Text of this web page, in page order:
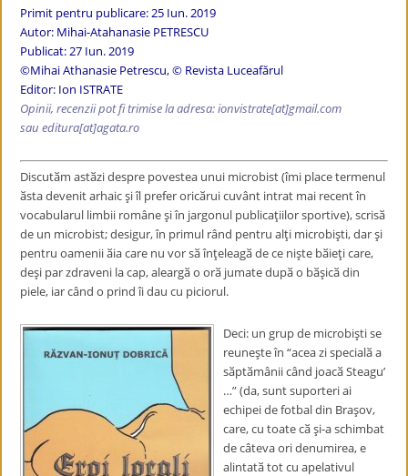
Primit pentru publicare: 25 Iun. 2019
Autor: Mihai-Atahanasie PETRESCU
Publicat: 27 Iun. 2019
©Mihai Athanasie Petrescu, © Revista Luceafărul
Editor: Ion ISTRATE
Opinii, recenzii pot fi trimise la adresa: ionvistrate[at]gmail.com
sau editura[at]agata.ro
Discutӑm astӑzi despre povestea unui microbist (îmi place termenul
ӑsta devenit arhaic şi îl prefer oricӑrui cuvânt intrat mai recent în
vocabularul limbii române şi în jargonul publicaţiilor sportive), scrisӑ
de un microbist; desigur, în primul rând pentru alţi microbişti, dar şi
pentru oamenii ӑia care nu vor sӑ înţeleagӑ de ce nişte bӑieţi care,
deşi par zdraveni la cap, aleargӑ o orӑ jumate dupӑ o bӑşicӑ din
piele, iar când o prind îi dau cu piciorul.
Deci: un grup de microbişti se
reuneşte în “acea zi specialӑ a
sӑptӑmânii când joacӑ Steagu’
…” (da, sunt suporteri ai
echipei de fotbal din Braşov,
care, cu toate cӑ şi-a schimbat
de câteva ori denumirea, e
alintatӑ tot cu apelativul